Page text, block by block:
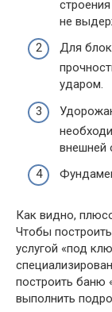
не
Для
ударом.
внешней
Как видно,
Чтобы
услугой «под
построить баню
выполнить